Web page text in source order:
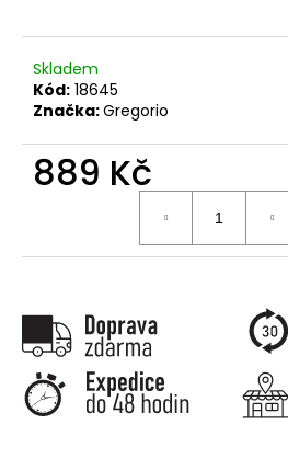
Skladem
Kód: 18645
Značka:Gregorio
889 Kč
m